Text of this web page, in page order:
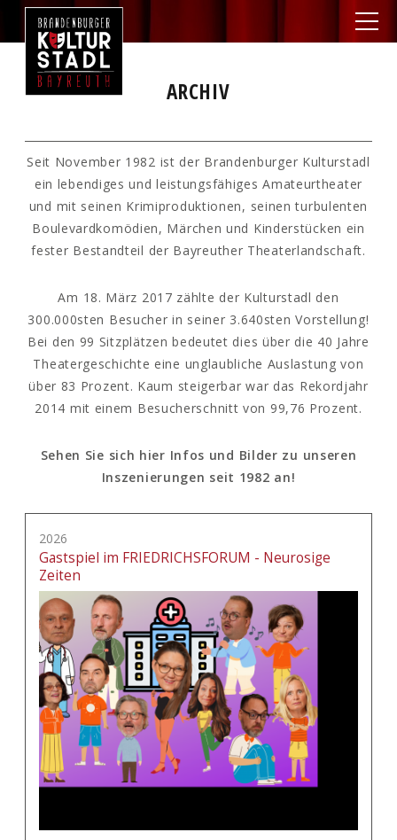
ARCHIV
Seit November 1982 ist der Brandenburger Kulturstadl
ein lebendiges und leistungsfähiges Amateurtheater
und mit seinen Krimiproduktionen, seinen turbulenten
Boulevardkomödien, Märchen und Kinderstücken ein
fester Bestandteil der Bayreuther Theaterlandschaft.
Am 18. März 2017 zählte der Kulturstadl den
300.000sten Besucher in seiner 3.640sten Vorstellung!
Bei den 99 Sitzplätzen bedeutet dies über die 40 Jahre
Theatergeschichte eine unglaubliche Auslastung von
über 83 Prozent. Kaum steigerbar war das Rekordjahr
2014 mit einem Besucherschnitt von 99,76 Prozent.
Sehen Sie sich hier Infos und Bilder zu unseren
Inszenierungen seit 1982 an!
2026
Gastspiel im FRIEDRICHSFORUM - Neurosige
Zeiten